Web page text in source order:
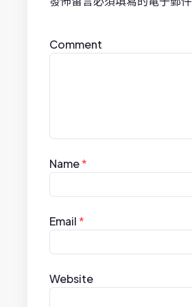
Comment
Name*
Email*
Website